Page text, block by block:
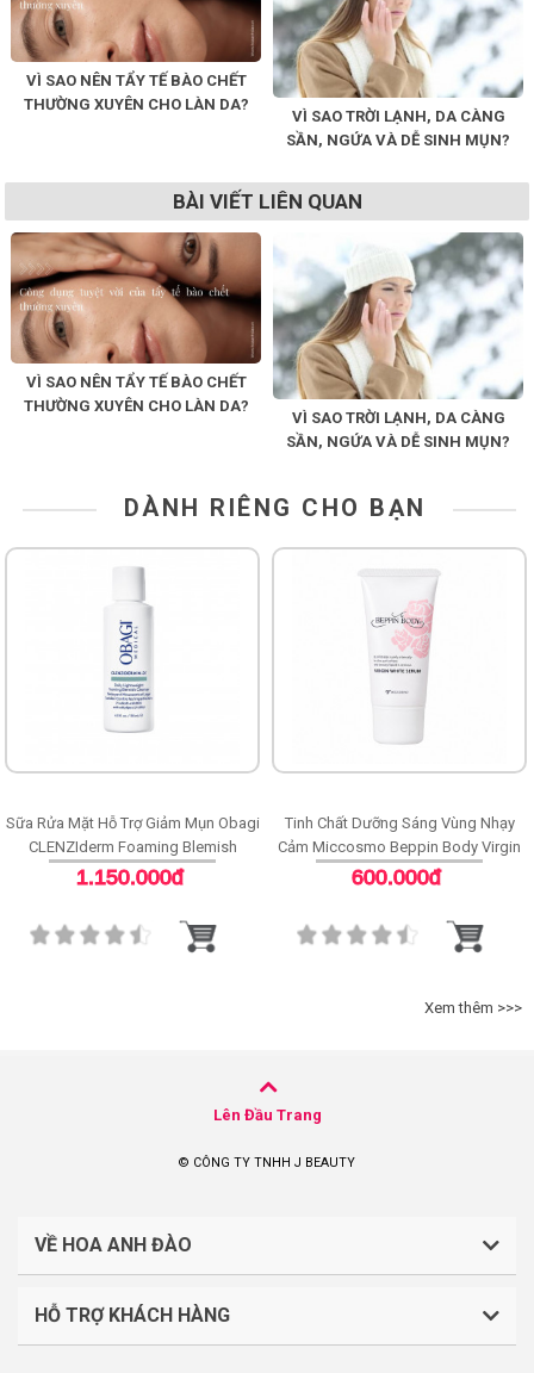
VÌ SAO NÊN TẨY TẾ BÀO CHẾT
THƯỜNG XUYÊN CHO LÀN DA?
VÌ SAO TRỜI LẠNH, DA CÀNG
SẦN, NGỨA VÀ DỄ SINH MỤN?
BÀI VIẾT LIÊN QUAN
VÌ SAO NÊN TẨY TẾ BÀO CHẾT
THƯỜNG XUYÊN CHO LÀN DA?
VÌ SAO TRỜI LẠNH, DA CÀNG
SẦN, NGỨA VÀ DỄ SINH MỤN?
DÀNH RIÊNG CHO BẠN
Sữa Rửa Mặt Hỗ Trợ Giảm Mụn Obagi
CLENZIderm Foaming Blemish
Cleanser
1.150.000đ
Tinh Chất Dưỡng Sáng Vùng Nhạy
Cảm Miccosmo Beppin Body Virgin
White Serum
600.000đ
Xem thêm >>>
Lên Đầu Trang
© CÔNG TY TNHH J BEAUTY
VỀ HOA ANH ĐÀO
CÔNG TY TNHH J BEAUTY
HỖ TRỢ KHÁCH HÀNG